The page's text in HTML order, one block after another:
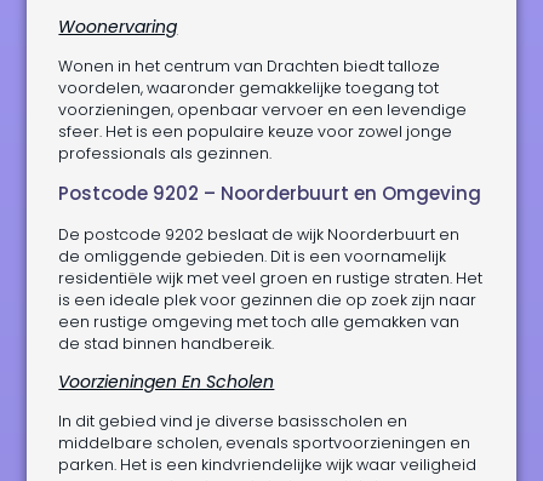
Woonervaring
Wonen in het centrum van Drachten biedt talloze
voordelen, waaronder gemakkelijke toegang tot
voorzieningen, openbaar vervoer en een levendige
sfeer. Het is een populaire keuze voor zowel jonge
professionals als gezinnen.
Postcode 9202 – Noorderbuurt en Omgeving
De postcode 9202 beslaat de wijk Noorderbuurt en
de omliggende gebieden. Dit is een voornamelijk
residentiële wijk met veel groen en rustige straten. Het
is een ideale plek voor gezinnen die op zoek zijn naar
een rustige omgeving met toch alle gemakken van
de stad binnen handbereik.
Voorzieningen En Scholen
In dit gebied vind je diverse basisscholen en
middelbare scholen, evenals sportvoorzieningen en
parken. Het is een kindvriendelijke wijk waar veiligheid